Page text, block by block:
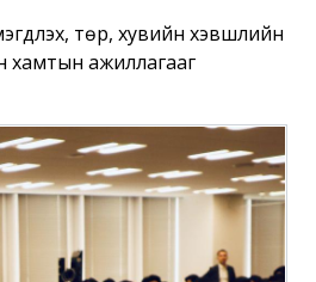
төр, хувийн хэвшлийн
хамтын ажиллагааг